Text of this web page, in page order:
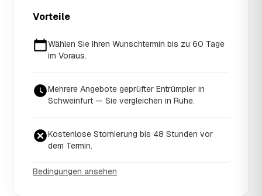
Vorteile
Wählen Sie Ihren Wunschtermin bis zu 60 Tage
im Voraus.
Mehrere Angebote geprüfter Entrümpler in
Schweinfurt — Sie vergleichen in Ruhe.
Kostenlose Stornierung bis 48 Stunden vor
dem Termin.
Bedingungen ansehen